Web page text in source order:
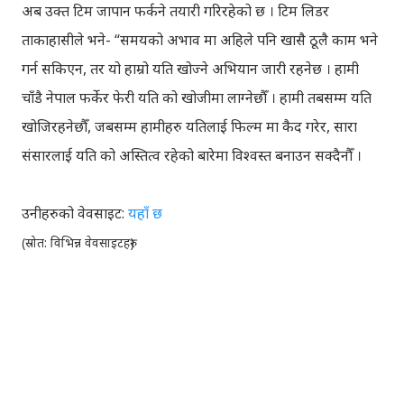
अब उक्त टिम जापान फर्कने तयारी गरिरहेको छ । टिम लिडर
ताकाहासीले भने- “समयको अभाव मा अहिले पनि खासै ठूलै काम भने
गर्न सकिएन, तर यो हाम्रो यति खोज्ने अभियान जारी रहनेछ । हामी
चाँडै नेपाल फर्केर फेरी यति को खोजीमा लाग्नेछौँ । हामी तबसम्म यति
खोजिरहनेछौँ, जबसम्म हामीहरु यतिलाई फिल्म मा कैद गरेर, सारा
संसारलाई यति को अस्तित्व रहेको बारेमा विश्वस्त बनाउन सक्दैनौँ ।
उनीहरुको वेवसाइट: यहाँ छ
(स्रोत: विभिन्न वेवसाइटहरु)